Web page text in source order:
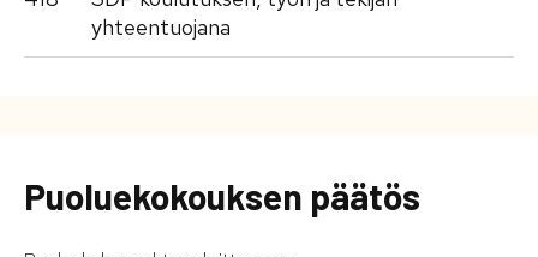
yhteentuojana
Puoluekokouksen päätös